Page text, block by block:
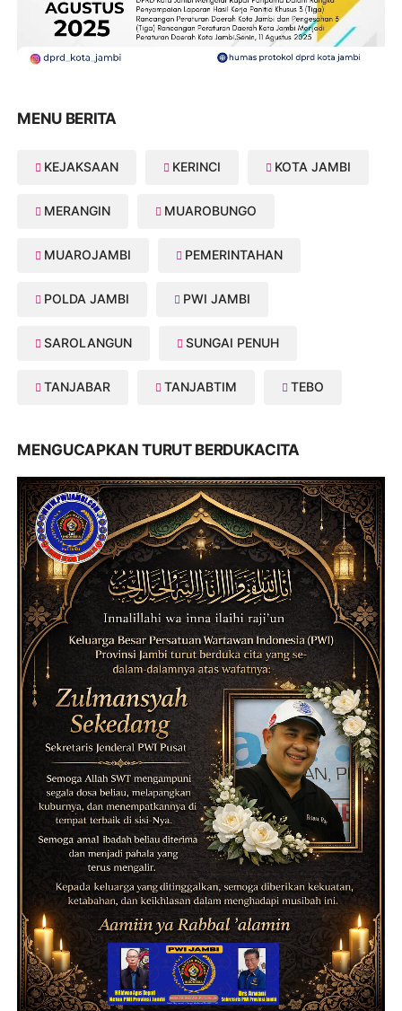
MENU BERITA
KEJAKSAAN KERINCI KOTA JAMBI
MERANGIN MUAROBUNGO
MUAROJAMBI PEMERINTAHAN
POLDA JAMBI PWI JAMBI
SAROLANGUN SUNGAI PENUH
TANJABAR TANJABTIM TEBO
MENGUCAPKAN TURUT BERDUKACITA